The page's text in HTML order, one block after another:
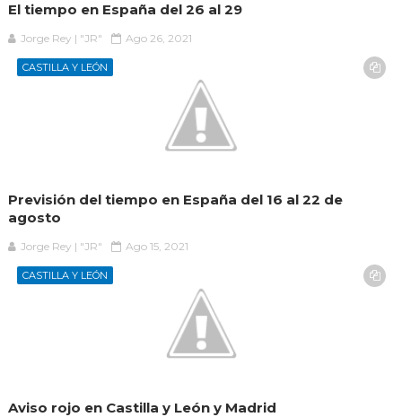
El tiempo en España del 26 al 29
Jorge Rey | "JR" Ago 26, 2021
CASTILLA Y LEÓN
Previsión del tiempo en España del 16 al 22 de
agosto
Jorge Rey | "JR" Ago 15, 2021
CASTILLA Y LEÓN
Aviso rojo en Castilla y León y Madrid